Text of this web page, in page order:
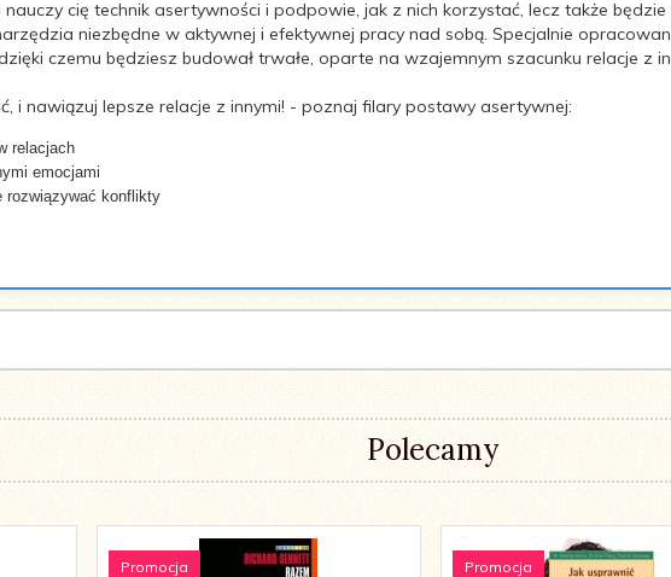
cię technik asertywności i podpowie, jak z nich korzystać, lecz także
niezbędne w aktywnej i efektywnej pracy nad sobą. Specjalnie
czemu będziesz budował trwałe, oparte na wzajemnym szacunku relacje z
i nawiązuj lepsze relacje z innymi! - poznaj filary postawy asertywnej:
relacjach
emocjami
rozwiązywać konflikty
Polecamy
Promocja Promocja